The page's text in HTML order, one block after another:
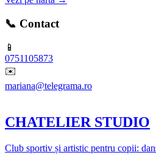
📞 Contact
📱
0751105873
✉️
mariana@telegrama.ro
CHATELIER STUDIO
Club sportiv și artistic pentru copii: